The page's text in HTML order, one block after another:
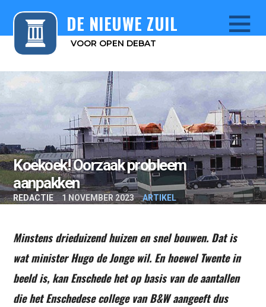
DE NIEUWE ZUIL
VOOR OPEN DEBAT
Koekoek! Oorzaak probleem
aanpakken
REDACTIE 1 NOVEMBER 2023 ARTIKEL
Minstens drieduizend huizen en snel bouwen. Dat is
wat minister Hugo de Jonge wil. En hoewel Twente in
beeld is, kan Enschede het op basis van de aantallen
die het Enschedese college van B&W aangeeft dus